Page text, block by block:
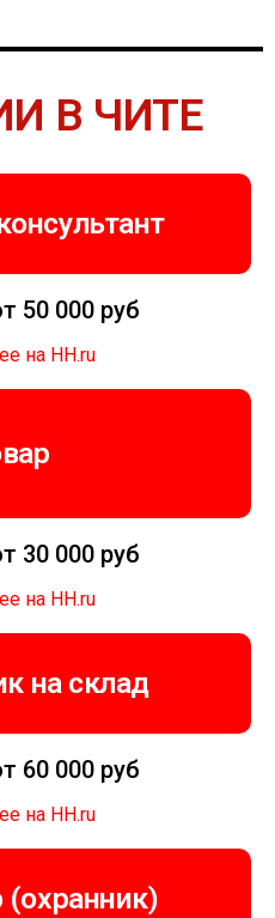
В ЧИТЕ
50 000 руб
на HH.ru
30 000 руб
на HH.ru
на склад
60 000 руб
на HH.ru
(охранник)